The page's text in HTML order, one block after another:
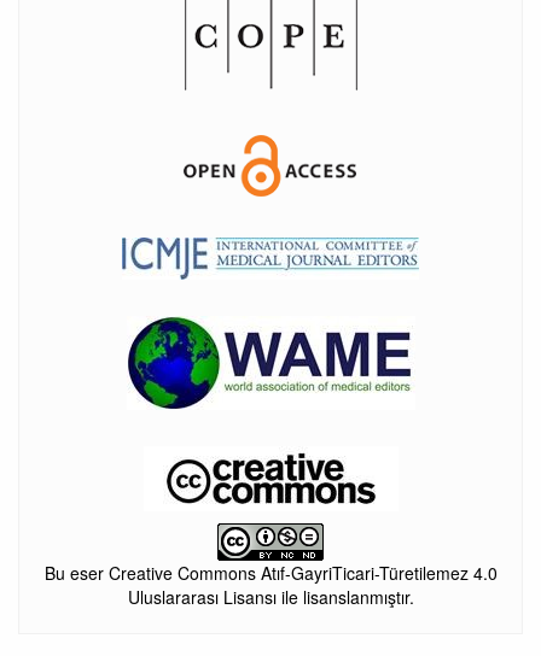
Bu eser Creative Commons Atıf-GayriTicari-Türetilemez 4.0
Uluslararası Lisansı ile lisanslanmıştır.